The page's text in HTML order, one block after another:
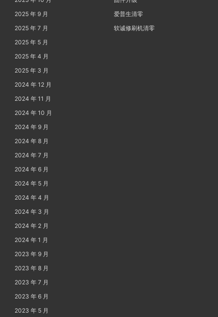
2025 年 9 月
2025 年 7 月
2025 年 5 月
2025 年 4 月
2025 年 3 月
2024 年 12 月
2024 年 11 月
2024 年 10 月
2024 年 9 月
2024 年 8 月
2024 年 7 月
2024 年 6 月
2024 年 5 月
2024 年 4 月
2024 年 3 月
2024 年 2 月
2024 年 1 月
2023 年 9 月
2023 年 8 月
2023 年 7 月
2023 年 6 月
2023 年 5 月
爱普生清零
软诚修刷机清零